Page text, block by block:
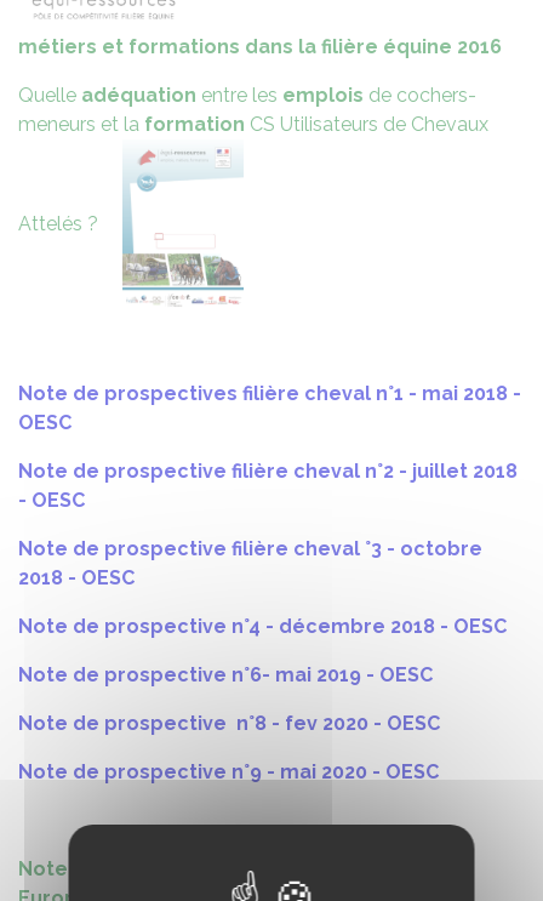
métiers et formations dans la filière équine 2016
Quelle adéquation entre les emplois de cochers-
meneurs et la formation CS Utilisateurs de Chevaux
Attelés ?
Note de prospectives filière cheval n°1 - mai 2018 -
OESC
Note de prospective filière cheval n°2 - juillet 2018
- OESC
Note de prospective filière cheval °3 - octobre
2018 - OESC
Note de prospective n°4 - décembre 2018 - OESC
Note de prospective n°6- mai 2019 - OESC
Note de prospective n°8 - fev 2020 - OESC
Note de prospective n°9 - mai 2020 - OESC
Note de conjoncture - Veille réglementaire